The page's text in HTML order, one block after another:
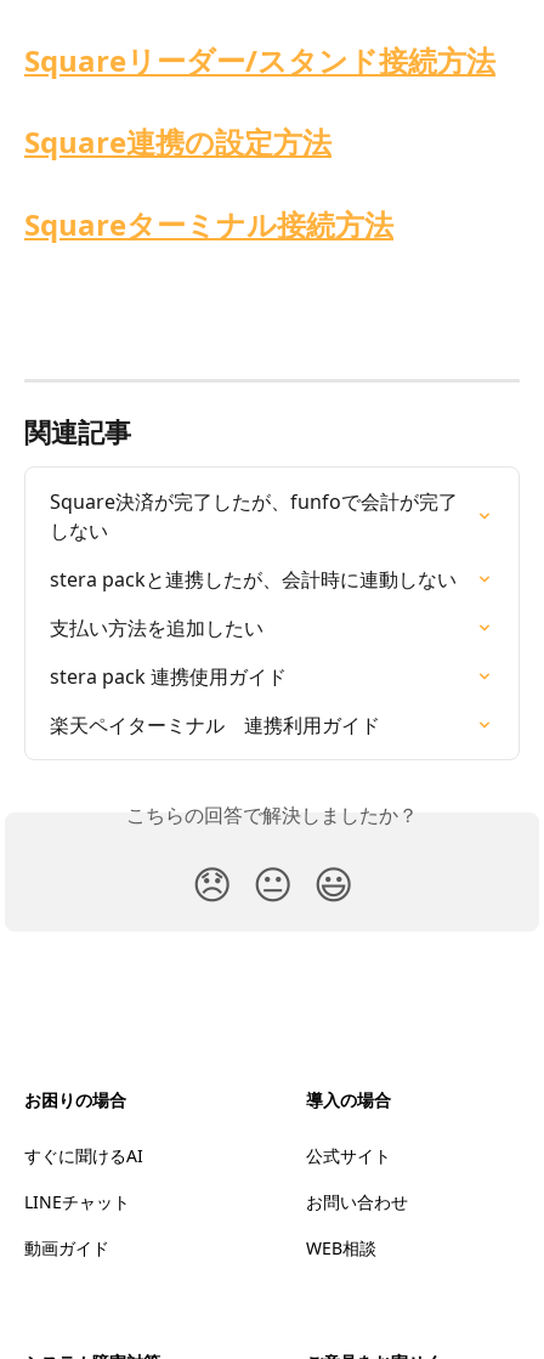
Squareリーダー/スタンド接続方法
Square連携の設定方法
Squareターミナル接続方法
関連記事
Square決済が完了したが、funfoで会計が完了
しない
stera packと連携したが、会計時に連動しない
支払い方法を追加したい
stera pack 連携使用ガイド
楽天ペイターミナル　連携利用ガイド
こちらの回答で解決しましたか？
😞 😐 😃
お困りの場合
すぐに聞けるAI
LINEチャット
動画ガイド
導入の場合
公式サイト
お問い合わせ
WEB相談